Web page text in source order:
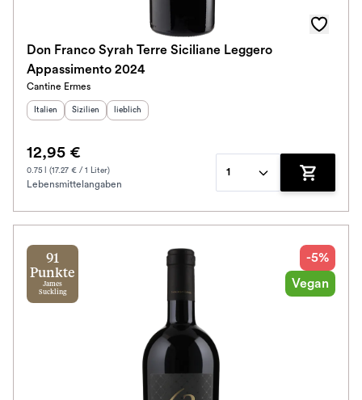
Don Franco Syrah Terre Siciliane Leggero
Appassimento 2024
Cantine Ermes
Herkunftsland
Italien Herkunftsregion:
Sizilien Geschmack
lieblich
12,95 €
0.75 l (17.27 € / 1 Liter)
Lebensmittelangaben
1
Zum
91
Punkte
James
Suckling
-5%
Vegan